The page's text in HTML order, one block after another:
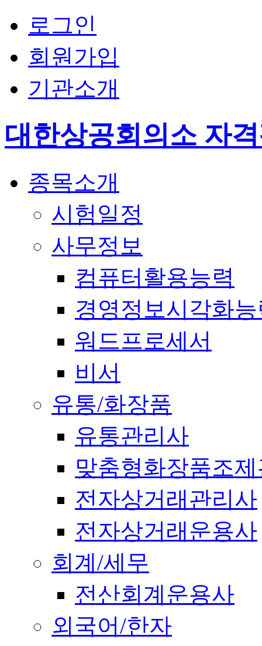
로그인
회원가입
기관소개
대한상공회의소 자
종목소개
시험일정
사무정보
컴퓨터활용능력
경영정보시각화
워드프로세서
비서
유통/화장품
유통관리사
맞춤형화장품조
전자상거래관리사
전자상거래운용사
회계/세무
전산회계운용사
외국어/한자